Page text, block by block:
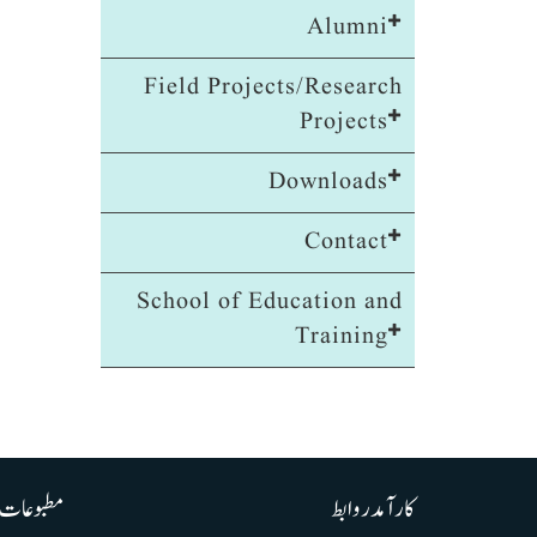
Alumni
Field Projects/Research
Projects
Downloads
Contact
School of Education and
Training
کارآمد روابط مطبوعات